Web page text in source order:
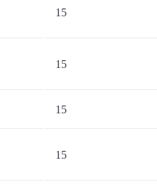
15
15
15
15